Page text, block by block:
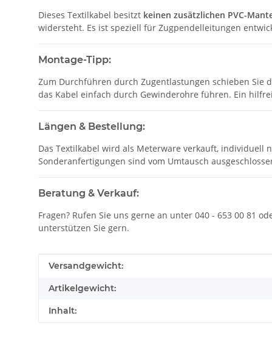
Dieses Textilkabel besitzt keinen zusätzlichen PVC-
widersteht. Es ist speziell für Zugpendelleitungen
Montage-Tipp:
Zum Durchführen durch Zugentlastungen schieben Sie
das Kabel einfach durch Gewinderohre führen. Ein
Längen & Bestellung:
Das Textilkabel wird als Meterware verkauft, individuell
Sonderanfertigungen sind vom Umtausch
Beratung & Verkauf:
Fragen? Rufen Sie uns gerne an unter 040 - 653 00 81
unterstützen Sie gern.
Produkteigenschaft
Wert
Versandgewicht:
Artikelgewicht:
Inhalt: